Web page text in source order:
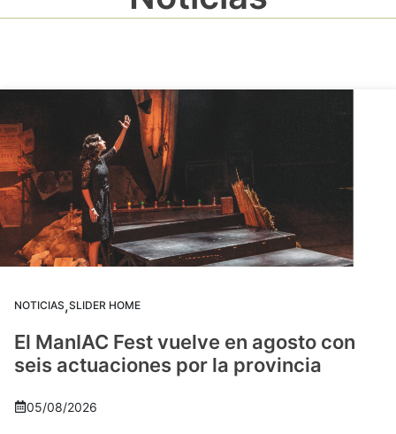
NOTICIAS,SLIDER HOME
El ManIAC Fest vuelve en agosto con
seis actuaciones por la provincia
05/08/2026